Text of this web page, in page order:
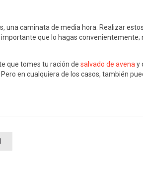
caminata de media hora. Realizar
que lo hagas convenientemente;
que tomes tu ración de salvado de avena y
en cualquiera de los casos, también